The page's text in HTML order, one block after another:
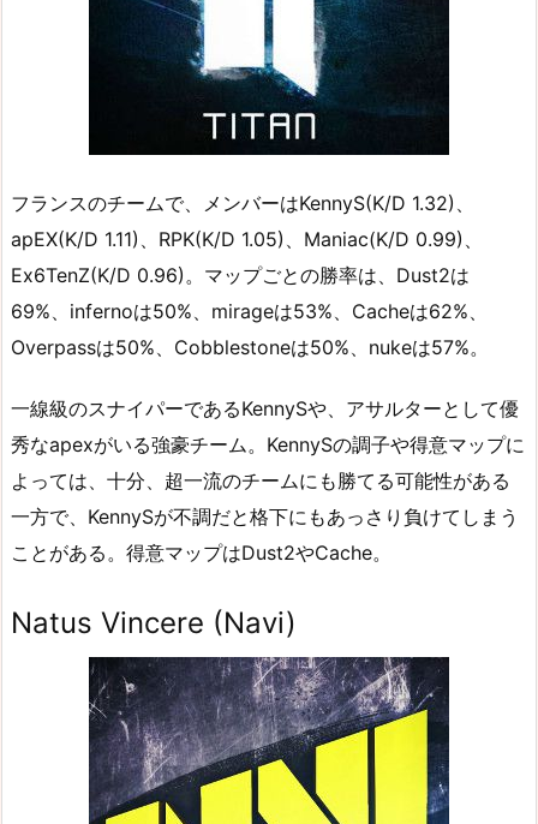
フランスのチームで、メンバーはKennyS(K/D 1.32)、
apEX(K/D 1.11)、RPK(K/D 1.05)、Maniac(K/D 0.99)、
Ex6TenZ(K/D 0.96)。マップごとの勝率は、Dust2は
69%、infernoは50%、mirageは53%、Cacheは62%、
Overpassは50%、Cobblestoneは50%、nukeは57%。
一線級のスナイパーであるKennySや、アサルターとして優
秀なapexがいる強豪チーム。KennySの調子や得意マップに
よっては、十分、超一流のチームにも勝てる可能性がある
一方で、KennySが不調だと格下にもあっさり負けてしまう
ことがある。得意マップはDust2やCache。
Natus Vincere (Navi)